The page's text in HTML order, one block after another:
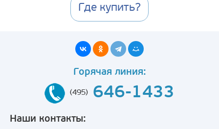
Где купить?
Горячая линия:
(495) 646-1433
Наши контакты: